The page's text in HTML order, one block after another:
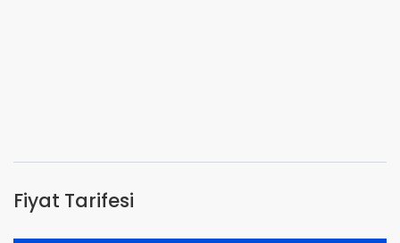
Fiyat Tarifesi